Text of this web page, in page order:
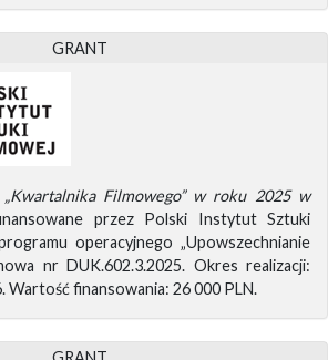
GRANT
„Kwartalnika Filmowego” w roku 2025 w
przez Polski Instytut Sztuki
operacyjnego „Upowszechnianie
nr DUK.602.3.2025. Okres realizacji:
Wartość finansowania: 26 000 PLN.